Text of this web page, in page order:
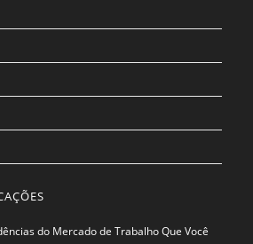
do Mercado de Trabalho Que Você